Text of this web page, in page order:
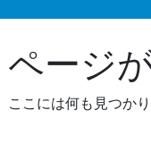
ページ
ここには何も見つか